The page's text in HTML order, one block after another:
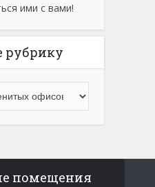
ими с вами!
рубрику
помещения